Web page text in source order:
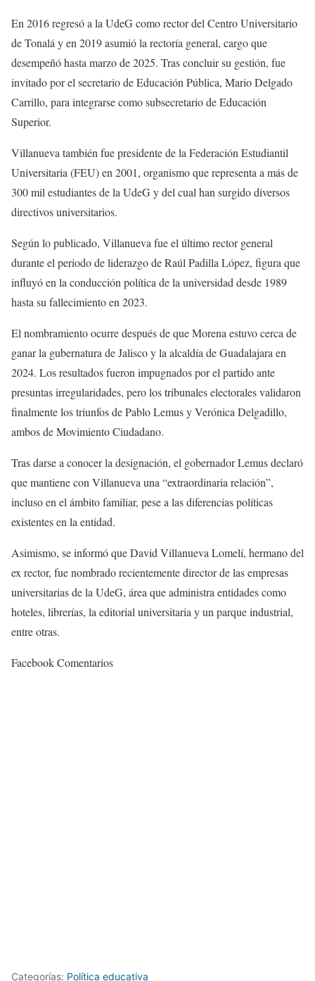
En 2016 regresó a la UdeG como rector del Centro Universitario
de Tonalá y en 2019 asumió la rectoría general, cargo que
desempeñó hasta marzo de 2025. Tras concluir su gestión, fue
invitado por el secretario de Educación Pública, Mario Delgado
Carrillo, para integrarse como subsecretario de Educación
Superior.
Villanueva también fue presidente de la Federación Estudiantil
Universitaria (FEU) en 2001, organismo que representa a más de
300 mil estudiantes de la UdeG y del cual han surgido diversos
directivos universitarios.
Según lo publicado, Villanueva fue el último rector general
durante el periodo de liderazgo de Raúl Padilla López, figura que
influyó en la conducción política de la universidad desde 1989
hasta su fallecimiento en 2023.
El nombramiento ocurre después de que Morena estuvo cerca de
ganar la gubernatura de Jalisco y la alcaldía de Guadalajara en
2024. Los resultados fueron impugnados por el partido ante
presuntas irregularidades, pero los tribunales electorales validaron
finalmente los triunfos de Pablo Lemus y Verónica Delgadillo,
ambos de Movimiento Ciudadano.
Tras darse a conocer la designación, el gobernador Lemus declaró
que mantiene con Villanueva una “extraordinaria relación”,
incluso en el ámbito familiar, pese a las diferencias políticas
existentes en la entidad.
Asimismo, se informó que David Villanueva Lomelí, hermano del
ex rector, fue nombrado recientemente director de las empresas
universitarias de la UdeG, área que administra entidades como
hoteles, librerías, la editorial universitaria y un parque industrial,
entre otras.
Facebook Comentarios
Categorías: Política educativa